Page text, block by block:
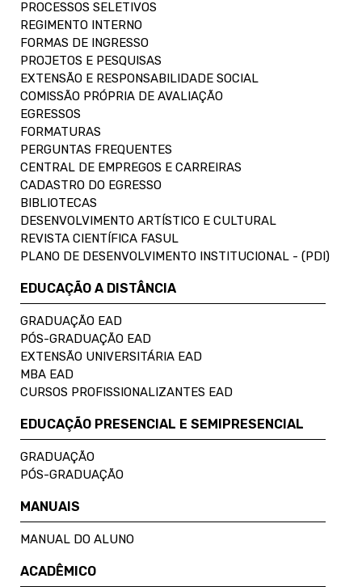
PROCESSOS SELETIVOS
REGIMENTO INTERNO
FORMAS DE INGRESSO
PROJETOS E PESQUISAS
EXTENSÃO E RESPONSABILIDADE SOCIAL
COMISSÃO PRÓPRIA DE AVALIAÇÃO
EGRESSOS
FORMATURAS
PERGUNTAS FREQUENTES
CENTRAL DE EMPREGOS E CARREIRAS
CADASTRO DO EGRESSO
BIBLIOTECAS
DESENVOLVIMENTO ARTÍSTICO E CULTURAL
REVISTA CIENTÍFICA FASUL
PLANO DE DESENVOLVIMENTO INSTITUCIONAL - (PDI)
EDUCAÇÃO A DISTÂNCIA
GRADUAÇÃO EAD
PÓS-GRADUAÇÃO EAD
EXTENSÃO UNIVERSITÁRIA EAD
MBA EAD
CURSOS PROFISSIONALIZANTES EAD
EDUCAÇÃO PRESENCIAL E SEMIPRESENCIAL
GRADUAÇÃO
PÓS-GRADUAÇÃO
MANUAIS
MANUAL DO ALUNO
ACADÊMICO